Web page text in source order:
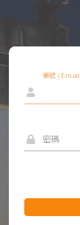
帳號 / Email
密碼